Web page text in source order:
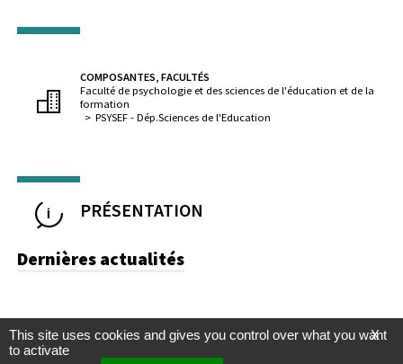
COMPOSANTES, FACULTÉS
Faculté de psychologie et des sciences de l'éducation et de la
formation
PSYSEF - Dép.Sciences de l'Education
PRÉSENTATION
Dernières actualités
X
This site uses cookies and gives you control over what you want
to activate